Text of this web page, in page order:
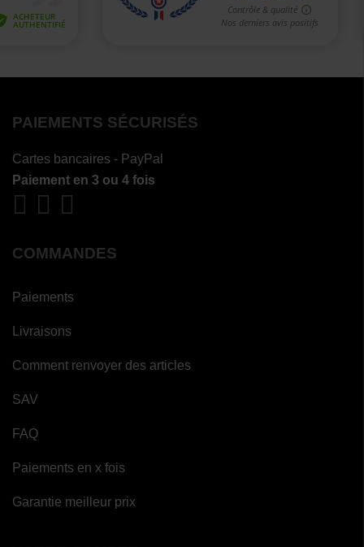
PAIEMENTS SÉCURISÉS
Cartes bancaires - PayPal
Paiement en 3 ou 4 fois
COMMANDES
Paiements
Livraisons
Comment renvoyer des articles
SAV
FAQ
Paiements en x fois
Garantie meilleur prix